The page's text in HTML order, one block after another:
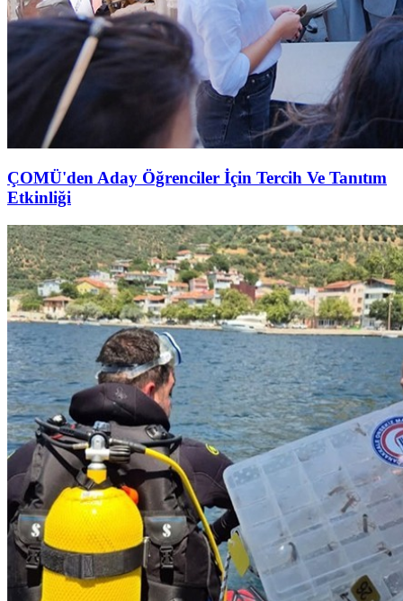
ÇOMÜ'den Aday Öğrenciler İçin Tercih Ve Tanıtım
Etkinliği